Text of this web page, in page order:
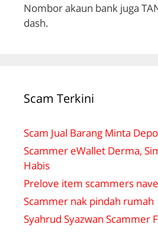
Nombor akaun bank juga
dash.
Scam Terkini
Scam Jual Barang Minta
Scammer eWallet Derma,
Habis
Prelove item scammers
Scammer nak pindah rumah
Syahrud Syazwan Scammer